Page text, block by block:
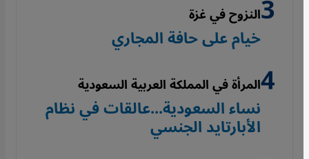
النزوح في غزة
خيام على حافة المجاري
المرأة في المملكة العربية السعودية
نساء السعودية...عالقات في نظام
الأبارتايد الجنسي